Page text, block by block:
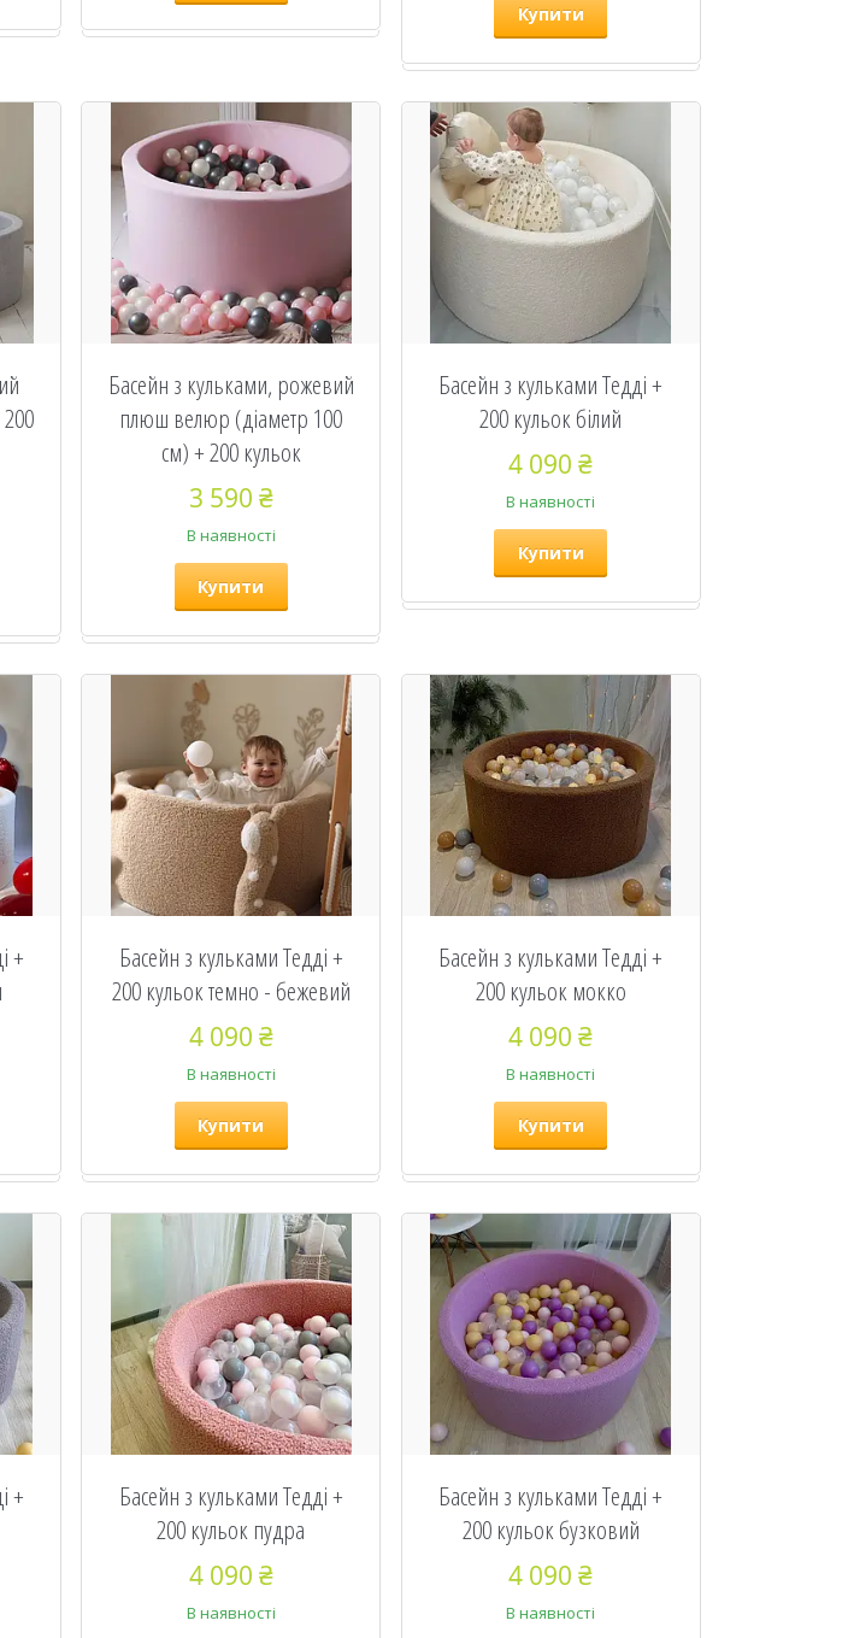
Купити
Басейн з кульками, рожевий
плюш велюр (діаметр 100
см) + 200 кульок
3 590 ₴
В наявності
Купити
Басейн з кульками Тедді +
200 кульок білий
4 090 ₴
В наявності
Купити
+
Басейн з кульками Тедді +
200 кульок темно - бежевий
4 090 ₴
В наявності
Купити
Басейн з кульками Тедді +
200 кульок мокко
4 090 ₴
В наявності
Купити
+
Басейн з кульками Тедді +
200 кульок пудра
4 090 ₴
В наявності
Басейн з кульками Тедді +
200 кульок бузковий
4 090 ₴
В наявності